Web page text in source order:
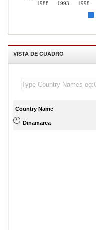
1988 1993 1998
VISTA DE CUADRO
Country Name
Dinamarca